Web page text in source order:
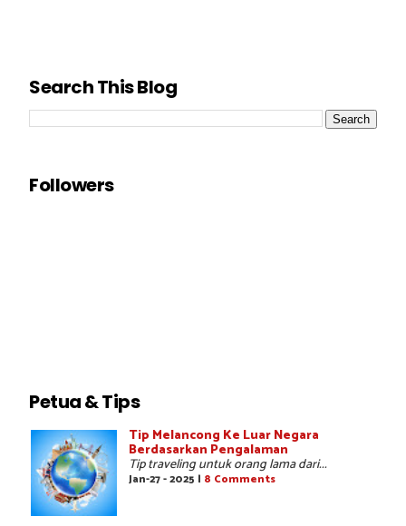
Search This Blog
Followers
Petua & Tips
Tip Melancong Ke Luar Negara
Berdasarkan Pengalaman
Tip traveling untuk orang lama dari...
Jan-27 - 2025 | 8 Comments